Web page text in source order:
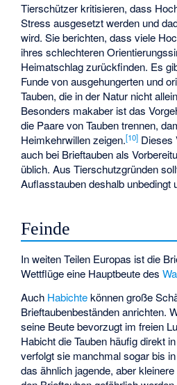
Tierschützer kritisieren, dass
Stress ausgesetzt werden und
wird. Sie berichten, dass viele
ihres schlechteren
Heimatschlag zurückfinden. Es
Funde von ausgehungerten und
Tauben, die in der Natur nicht
Besonders makaber ist das
die Paare von Tauben trennen,
Heimkehrwillen zeigen.[10] Dieses
auch bei Brieftauben als
üblich. Aus Tierschutzgründen
Auflasstauben deshalb unbedingt
Feinde
In weiten Teilen Europas ist die
Wettflüge eine Hauptbeute des
Auch Habichtekönnen große
Brieftaubenbeständen anrichten.
seine Beute bevorzugt im freien
Habicht die Tauben häufig direkt
verfolgt sie manchmal sogar bis
das ähnlich jagende, aber kleinere